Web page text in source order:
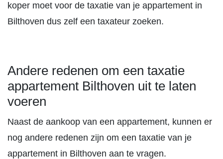
koper moet voor de taxatie van je appartement in
Bilthoven dus zelf een taxateur zoeken.
Andere redenen om een taxatie
appartement Bilthoven uit te laten
voeren
Naast de aankoop van een appartement, kunnen er
nog andere redenen zijn om een taxatie van je
appartement in Bilthoven aan te vragen.